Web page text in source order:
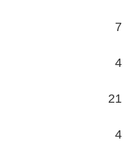
7
4
21
4